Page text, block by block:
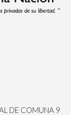
DE COMUNA 9